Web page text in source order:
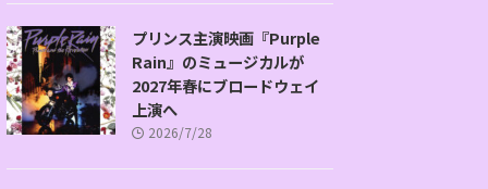
プリンス主演映画『Purple
Rain』のミュージカルが
2027年春にブロードウェイ
上演へ
2026/7/28